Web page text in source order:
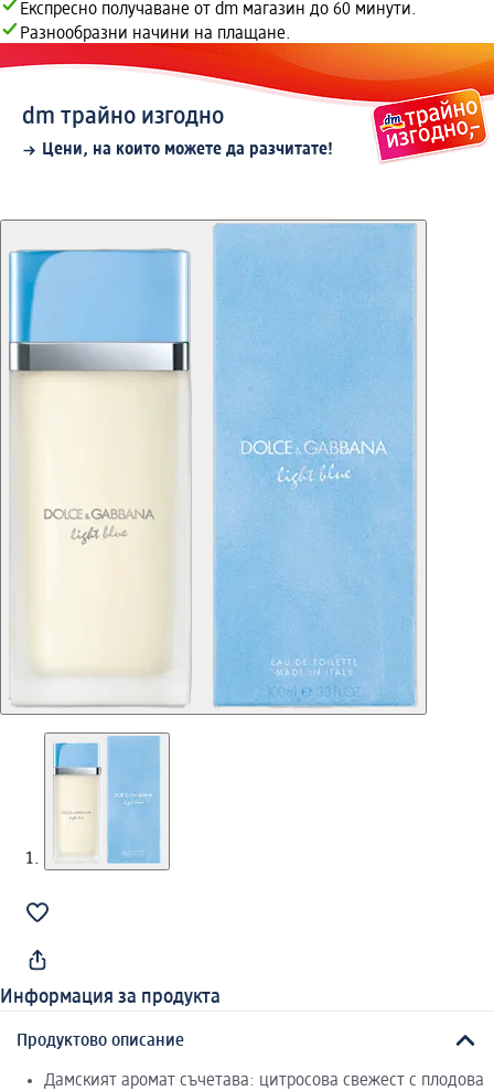
Експресно получаване от dm магазин до 60 минути.
Разнообразни начини на плащане.
dm трайно изгодно
Цени, на които можете да разчитате!
Информация за продукта
Продуктово описание
Дамският аромат съчетава: цитросова свежест с плодова